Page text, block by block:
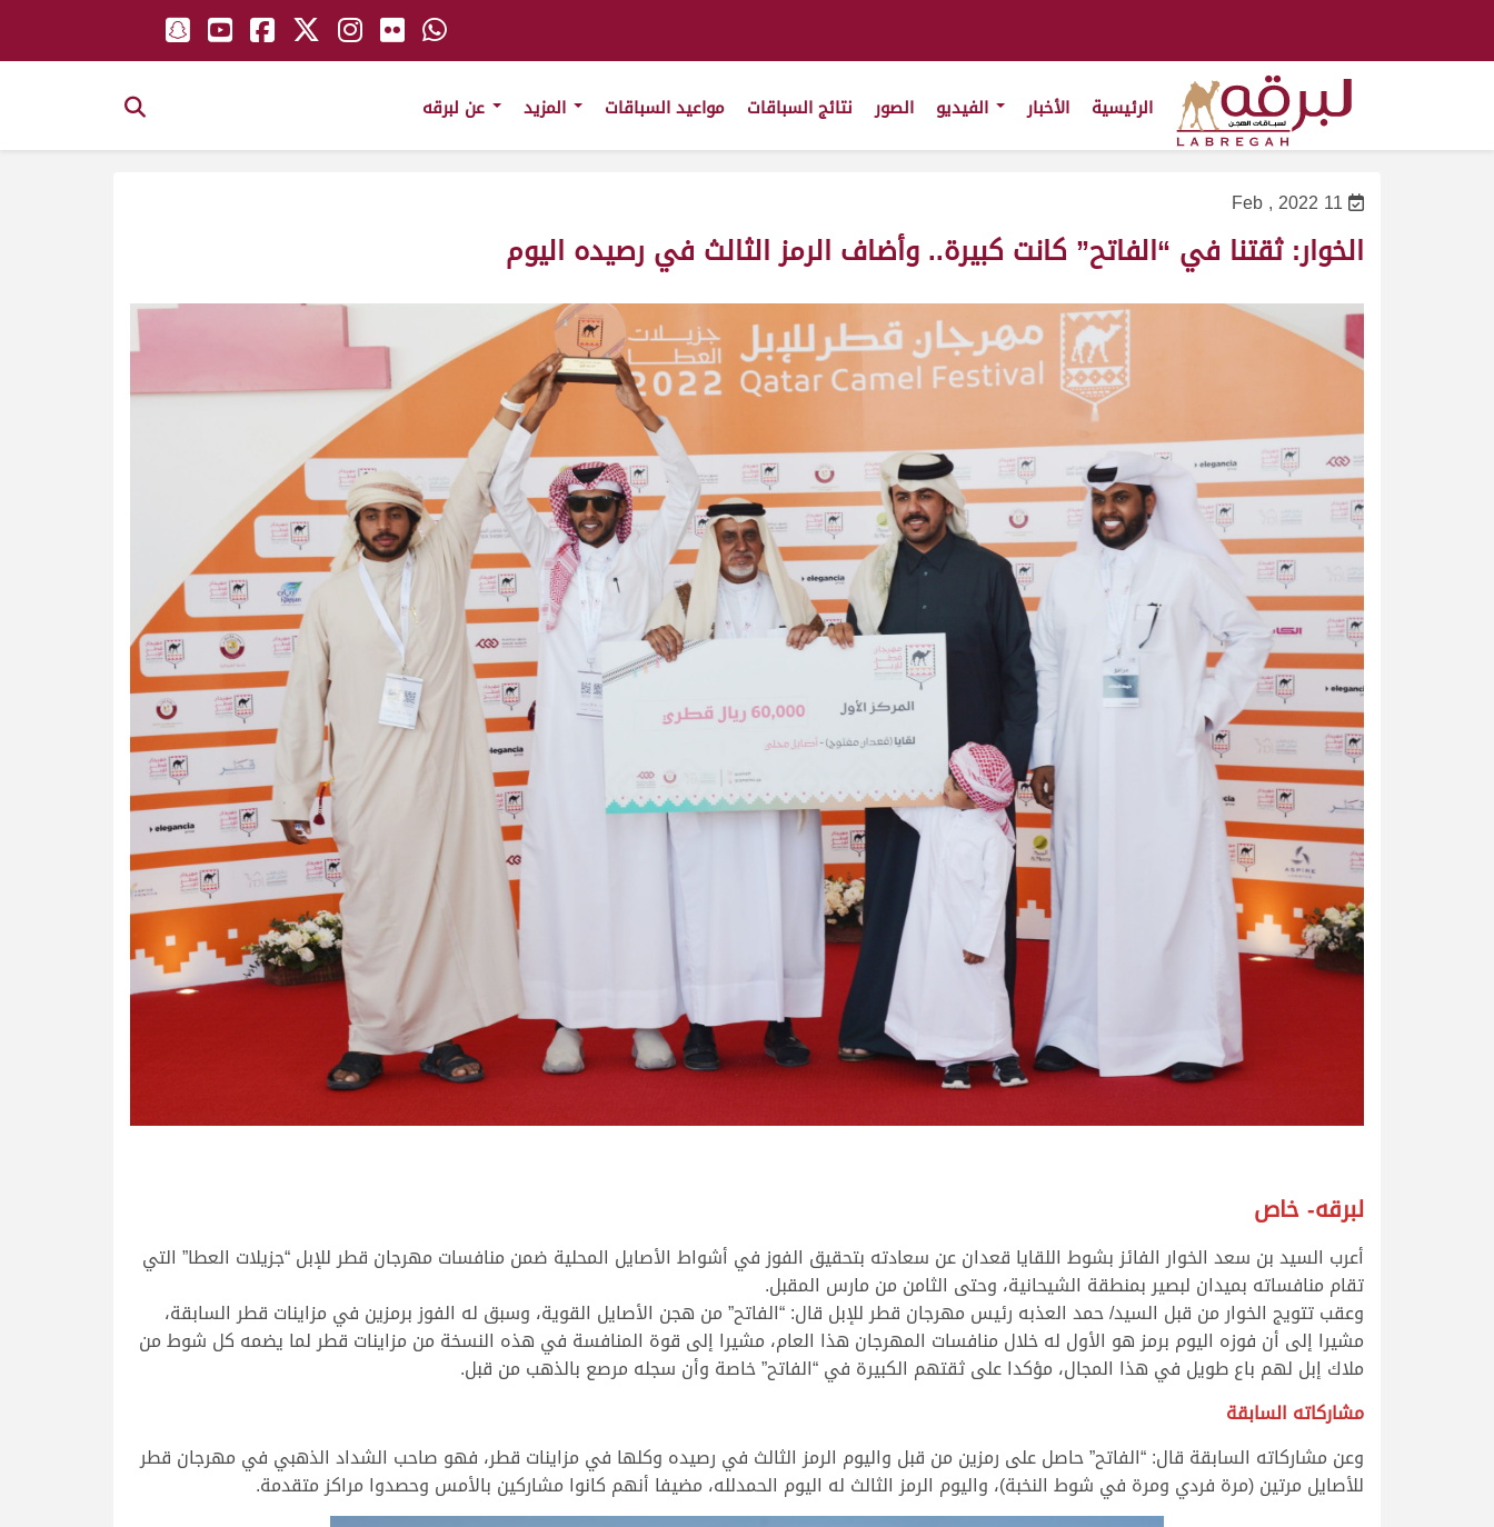
الرئيسية الأخبار الصور نتائج السباقات مواعيد السباقات
11 Feb , 2022
الخوار: ثقتنا في “الفاتح” كانت كبيرة.. وأضاف الرمز الثالث في رصيده اليوم
لبرقه- خاص
أعرب السيد بن سعد الخوار الفائز بشوط اللقايا قعدان عن سعادته بتحقيق الفوز في أشواط الأصايل المحلية ضمن منافسات مهرجان قطر للإبل “جزيلات العطا” التي
تقام منافساته بميدان لبصير بمنطقة الشيحانية، وحتى الثامن من مارس المقبل.
وعقب تتويج الخوار من قبل السيد/ حمد العذبه رئيس مهرجان قطر للإبل قال: “الفاتح” من هجن الأصايل القوية، وسبق له الفوز برمزين في مزاينات قطر السابقة،
مشيرا إلى أن فوزه اليوم برمز هو الأول له خلال منافسات المهرجان هذا العام، مشيرا إلى قوة المنافسة في هذه النسخة من مزاينات قطر لما يضمه كل شوط من
ملاك إبل لهم باع طويل في هذا المجال، مؤكدا على ثقتهم الكبيرة في “الفاتح” خاصة وأن سجله مرصع بالذهب من قبل.
مشاركاته السابقة
وعن مشاركاته السابقة قال: “الفاتح” حاصل على رمزين من قبل واليوم الرمز الثالث في رصيده وكلها في مزاينات قطر، فهو صاحب الشداد الذهبي في مهرجان قطر
للأصايل مرتين (مرة فردي ومرة في شوط النخبة)، واليوم الرمز الثالث له اليوم الحمدلله، مضيفا أنهم كانوا مشاركين بالأمس وحصدوا مراكز متقدمة.